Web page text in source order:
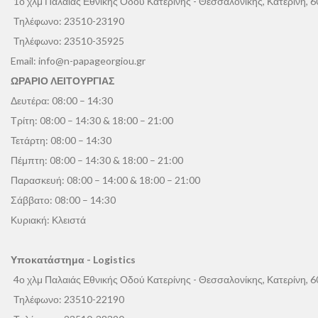
Τηλέφωνο: 23510-23190
Τηλέφωνο: 23510-35925
Email: info@n-papageorgiou.gr
ΩΡΑΡΙΟ ΛΕΙΤΟΥΡΓΙΑΣ
Δευτέρα: 08:00 – 14:30
Τρίτη: 08:00 – 14:30 & 18:00 – 21:00
Τετάρτη: 08:00 – 14:30
Πέμπτη: 08:00 – 14:30 & 18:00 – 21:00
Παρασκευή: 08:00 – 14:00 & 18:00 – 21:00
Σάββατο: 08:00 – 14:30
Κυριακή: Κλειστά
Υποκατάστημα - Logistics
4ο χλμ Παλαιάς Εθνικής Οδού Κατερίνης - Θεσσαλονίκης, Κατερίνη,
Τηλέφωνο: 23510-22190